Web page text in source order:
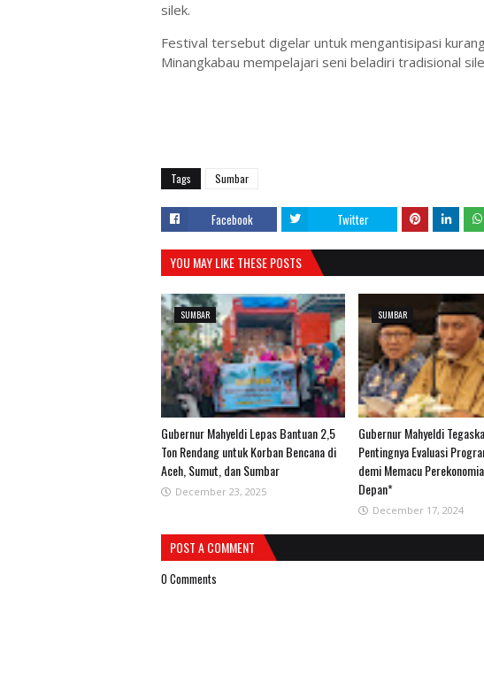
silek.
Festival tersebut digelar untuk mengantisipasi
Minangkabau mempelajari seni beladiri tradisional
Tags Sumbar
Facebook Twitter
YOU MAY LIKE THESE POSTS
SUMBAR
Gubernur Mahyeldi Lepas Bantuan 2,5
Ton Rendang untuk Korban Bencana di
Aceh, Sumut, dan Sumbar
December 23, 2025
SUMBAR
Gubernur Mahyeldi
Pentingnya Evaluasi
demi Memacu
Depan*
December 17, 2024
POST A COMMENT
0 Comments